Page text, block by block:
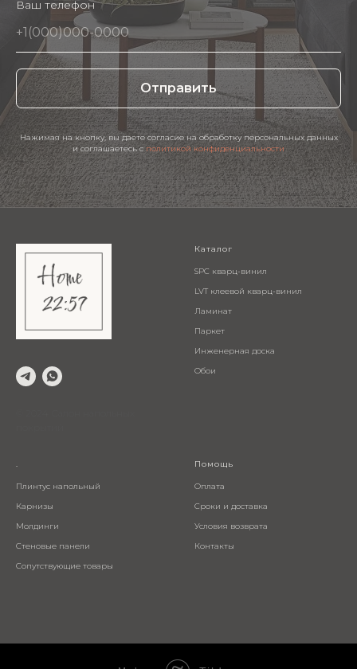
Ваш телефон
Отправить
Нажимая на кнопку, вы даете согласие на обработку персональных данных
и соглашаетесь c политикой конфиденциальности
Каталог
SPC кварц-винил
LVT клеевой кварц-винил
Ламинат
Паркет
Инженерная доска
Обои
.
Плинтус напольный
Карнизы
Молдинги
Стеновые панели
Сопутствующие товары
Помощь
Оплата
Сроки и доставка
Условия возврата
Контакты